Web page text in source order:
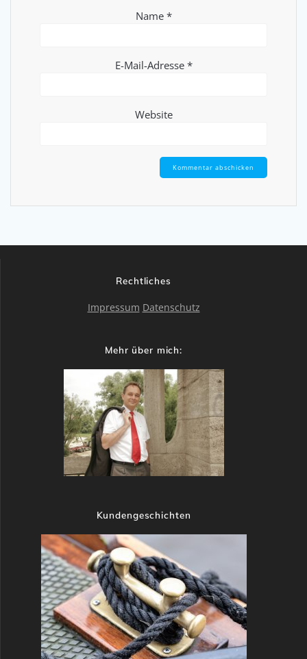
Name *
E-Mail-Adresse *
Website
Rechtliches
Impressum Datenschutz
Mehr über mich:
Kundengeschichten